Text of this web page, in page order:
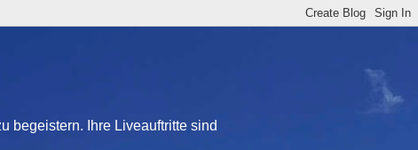
begeistern. Ihre Liveauftritte sind